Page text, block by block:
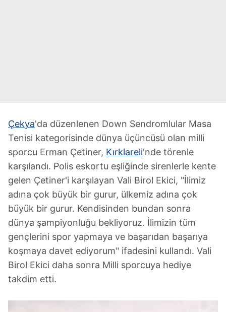
Çekya'da düzenlenen Down Sendromlular Masa
Tenisi kategorisinde dünya üçüncüsü olan milli
sporcu Erman Çetiner, Kırklareli'nde törenle
karşılandı. Polis eskortu eşliğinde sirenlerle kente
gelen Çetiner'i karşılayan Vali Birol Ekici, "İlimiz
adına çok büyük bir gurur, ülkemiz adına çok
büyük bir gurur. Kendisinden bundan sonra
dünya şampiyonluğu bekliyoruz. İlimizin tüm
gençlerini spor yapmaya ve başarıdan başarıya
koşmaya davet ediyorum" ifadesini kullandı. Vali
Birol Ekici daha sonra Milli sporcuya hediye
takdim etti.